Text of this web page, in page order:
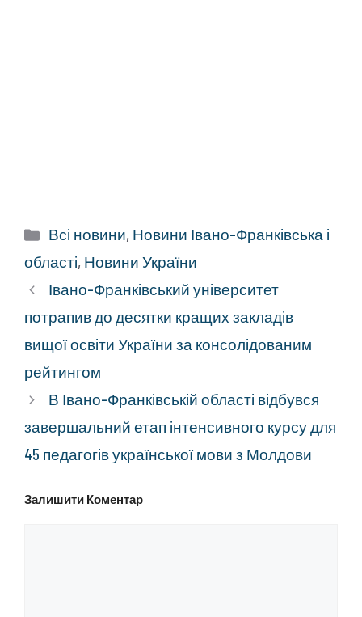
Категорії
Всі новини, Новини Івано-Франківська і
області, Новини України
Івано-Франківський університет
потрапив до десятки кращих закладів
вищої освіти України за консолідованим
рейтингом
В Івано-Франківській області відбувся
завершальний етап інтенсивного курсу для
45 педагогів української мови з Молдови
Залишити Коментар